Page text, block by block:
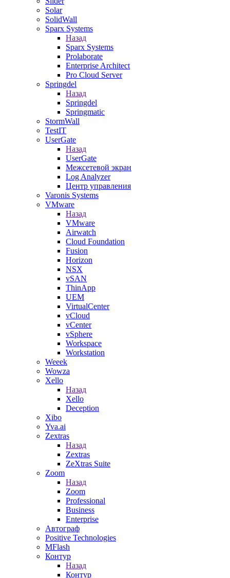
Solar
SolidWall
Sparx Systems
Назад
Sparx Systems
Prolaborate
Enterprise Architect
Pro Cloud Server
Springdel
Назад
Springdel
Springmatic
StormWall
TestIT
UserGate
Назад
UserGate
Межсетевой экран
Log Analyzer
Центр управления
Varonis Systems
VMware
Назад
VMware
Airwatch
Cloud Foundation
Fusion
Horizon
NSX
vSAN
ThinApp
UEM
VirtualCenter
vCloud
vCenter
vSphere
Workspace
Workstation
Weeek
Wowza
Xello
Назад
Xello
Deception
Xibo
Yva.ai
Zextras
Назад
Zextras
ZeXtras Suite
Zoom
Назад
Zoom
Professional
Business
Enterprise
Автограф
Positive Technologies
MFlash
Контур
Назад
Контур